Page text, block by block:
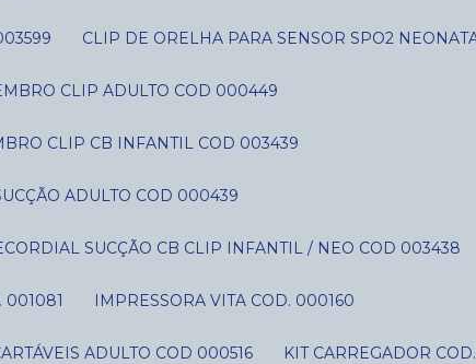
CLIP DE ORELHA PARA SENSOR SPO2
CLIP ADULTO COD 000449
CLIP CB INFANTIL COD 003439
ADULTO COD 000439
SUCÇÃO CB CLIP INFANTIL / NEO COD 003438
001081 IMPRESSORA VITA COD. 000160
ADULTO COD 000516 KIT CARREGADOR